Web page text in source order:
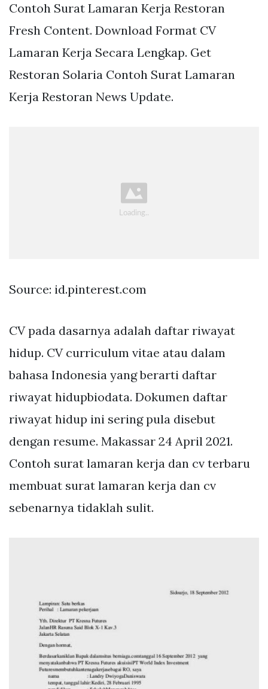
Contoh Surat Lamaran Kerja Restoran
Fresh Content. Download Format CV
Lamaran Kerja Secara Lengkap. Get
Restoran Solaria Contoh Surat Lamaran
Kerja Restoran News Update.
Source: id.pinterest.com
CV pada dasarnya adalah daftar riwayat
hidup. CV curriculum vitae atau dalam
bahasa Indonesia yang berarti daftar
riwayat hidupbiodata. Dokumen daftar
riwayat hidup ini sering pula disebut
dengan resume. Makassar 24 April 2021.
Contoh surat lamaran kerja dan cv terbaru
membuat surat lamaran kerja dan cv
sebenarnya tidaklah sulit.